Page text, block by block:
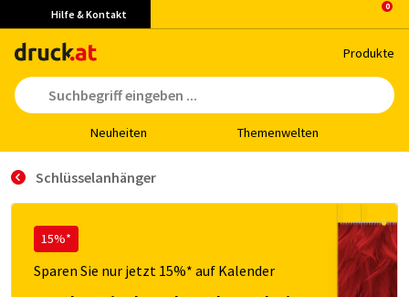
Hilfe & Kontakt
Pro­duk­te
Neu­hei­ten The­men­wel­ten
Schlüsselanhänger
15%*
Sparen Sie nur jetzt 15%* auf Kalender